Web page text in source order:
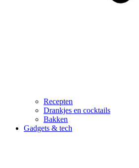
Recepten
Drankjes en cocktails
Bakken
Gadgets & tech